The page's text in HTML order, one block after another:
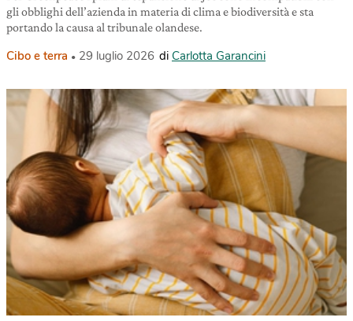
gli obblighi dell’azienda in materia di clima e biodiversità e sta
portando la causa al tribunale olandese.
Cibo e terra 29 luglio 2026 di Carlotta Garancini